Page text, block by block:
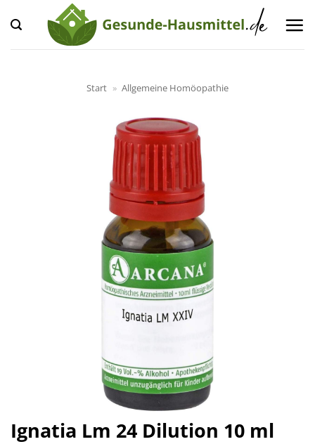
Inhalt
springen
Start » Allgemeine Homöopathie
Ignatia Lm 24 Dilution 10 ml